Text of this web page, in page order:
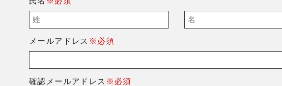
メールアドレス ※必須
確認メールアドレス ※必須